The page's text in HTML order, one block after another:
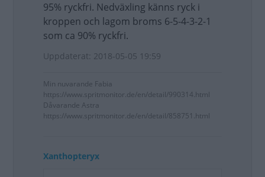
95% ryckfri. Nedväxling känns ryck i
kroppen och lagom broms 6-5-4-3-2-1
som ca 90% ryckfri.
Uppdaterat: 2018-05-05 19:59
Min nuvarande Fabia
https://www.spritmonitor.de/en/detail/990314.html
Dåvarande Astra
https://www.spritmonitor.de/en/detail/858751.html
Xanthopteryx